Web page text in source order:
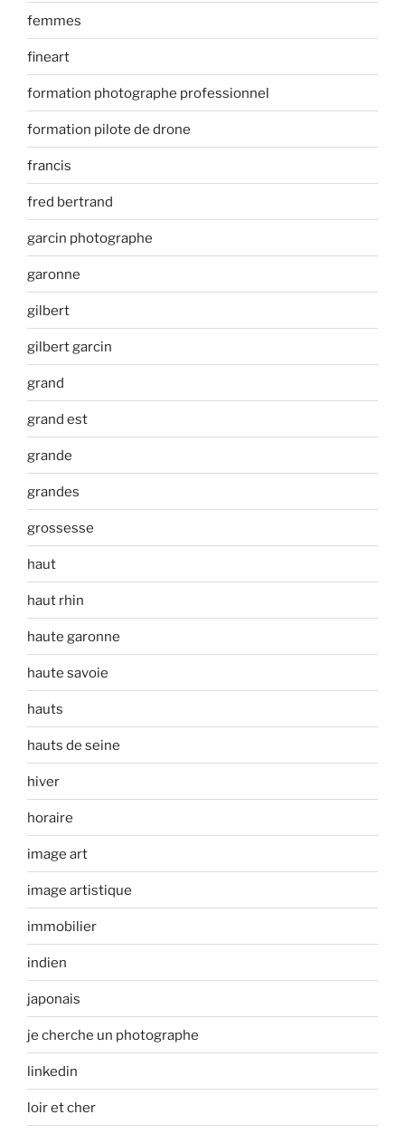
femmes
fineart
formation photographe professionnel
formation pilote de drone
francis
fred bertrand
garcin photographe
garonne
gilbert
gilbert garcin
grand
grand est
grande
grandes
grossesse
haut
haut rhin
haute garonne
haute savoie
hauts
hauts de seine
hiver
horaire
image art
image artistique
immobilier
indien
japonais
je cherche un photographe
linkedin
loir et cher